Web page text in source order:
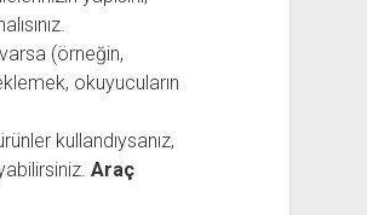
(örneğin,
okuyucuların
kullandıysanız,
Araç